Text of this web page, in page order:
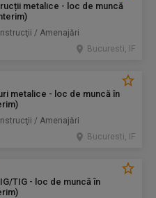
metalice - loc de muncă
/ Amenajări
Bucuresti, IF
metalice - loc de muncă în
/ Amenajări
Bucuresti, IF
TIG - loc de muncă în